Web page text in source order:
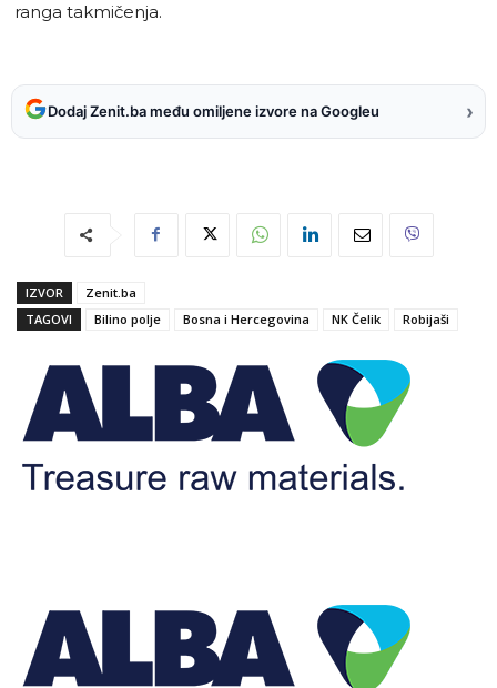
ranga takmičenja.
Dodaj Zenit.ba među omiljene izvore na Googleu ›
IZVOR
Zenit.ba
TAGOVI
Bilino polje Bosna i Hercegovina NK Čelik Robijaši